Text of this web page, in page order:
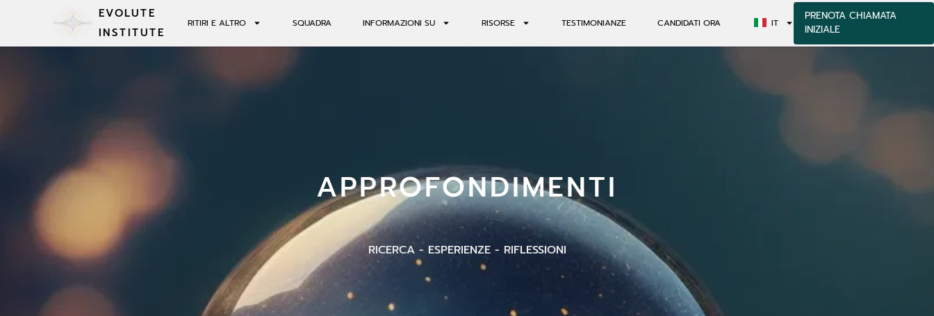
RITIRI E ALTRO SQUADRA INFORMAZIONI SU RISORSE TESTIMONIANZE CANDIDATI ORA IT
PRENOTA CHIAMATA
INIZIALE
EVOLUTE
INSTITUTE
APPROFONDIMENTI
RICERCA - ESPERIENZE - RIFLESSIONI